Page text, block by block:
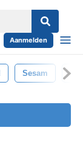
Aanmelden
Sesam